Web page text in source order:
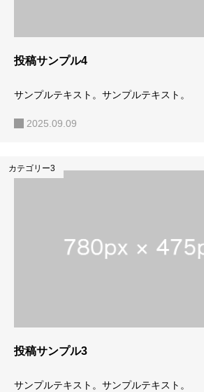
投稿サンプル4
サンプルテキスト。サンプルテキスト。
2025.09.09
カテゴリー3
投稿サンプル3
サンプルテキスト。サンプルテキスト。